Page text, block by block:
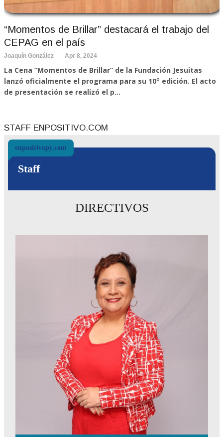
“Momentos de Brillar” destacará el trabajo del
CEPAG en el país
Joaquín González Apr 8, 2024
La Cena “Momentos de Brillar” de la Fundación Jesuitas
lanzó oficialmente el programa para su 10° edición. El acto
de presentación se realizó el p...
STAFF ENPOSITIVO.COM